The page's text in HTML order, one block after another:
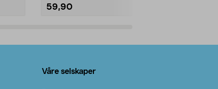
59,90
Våre selskaper